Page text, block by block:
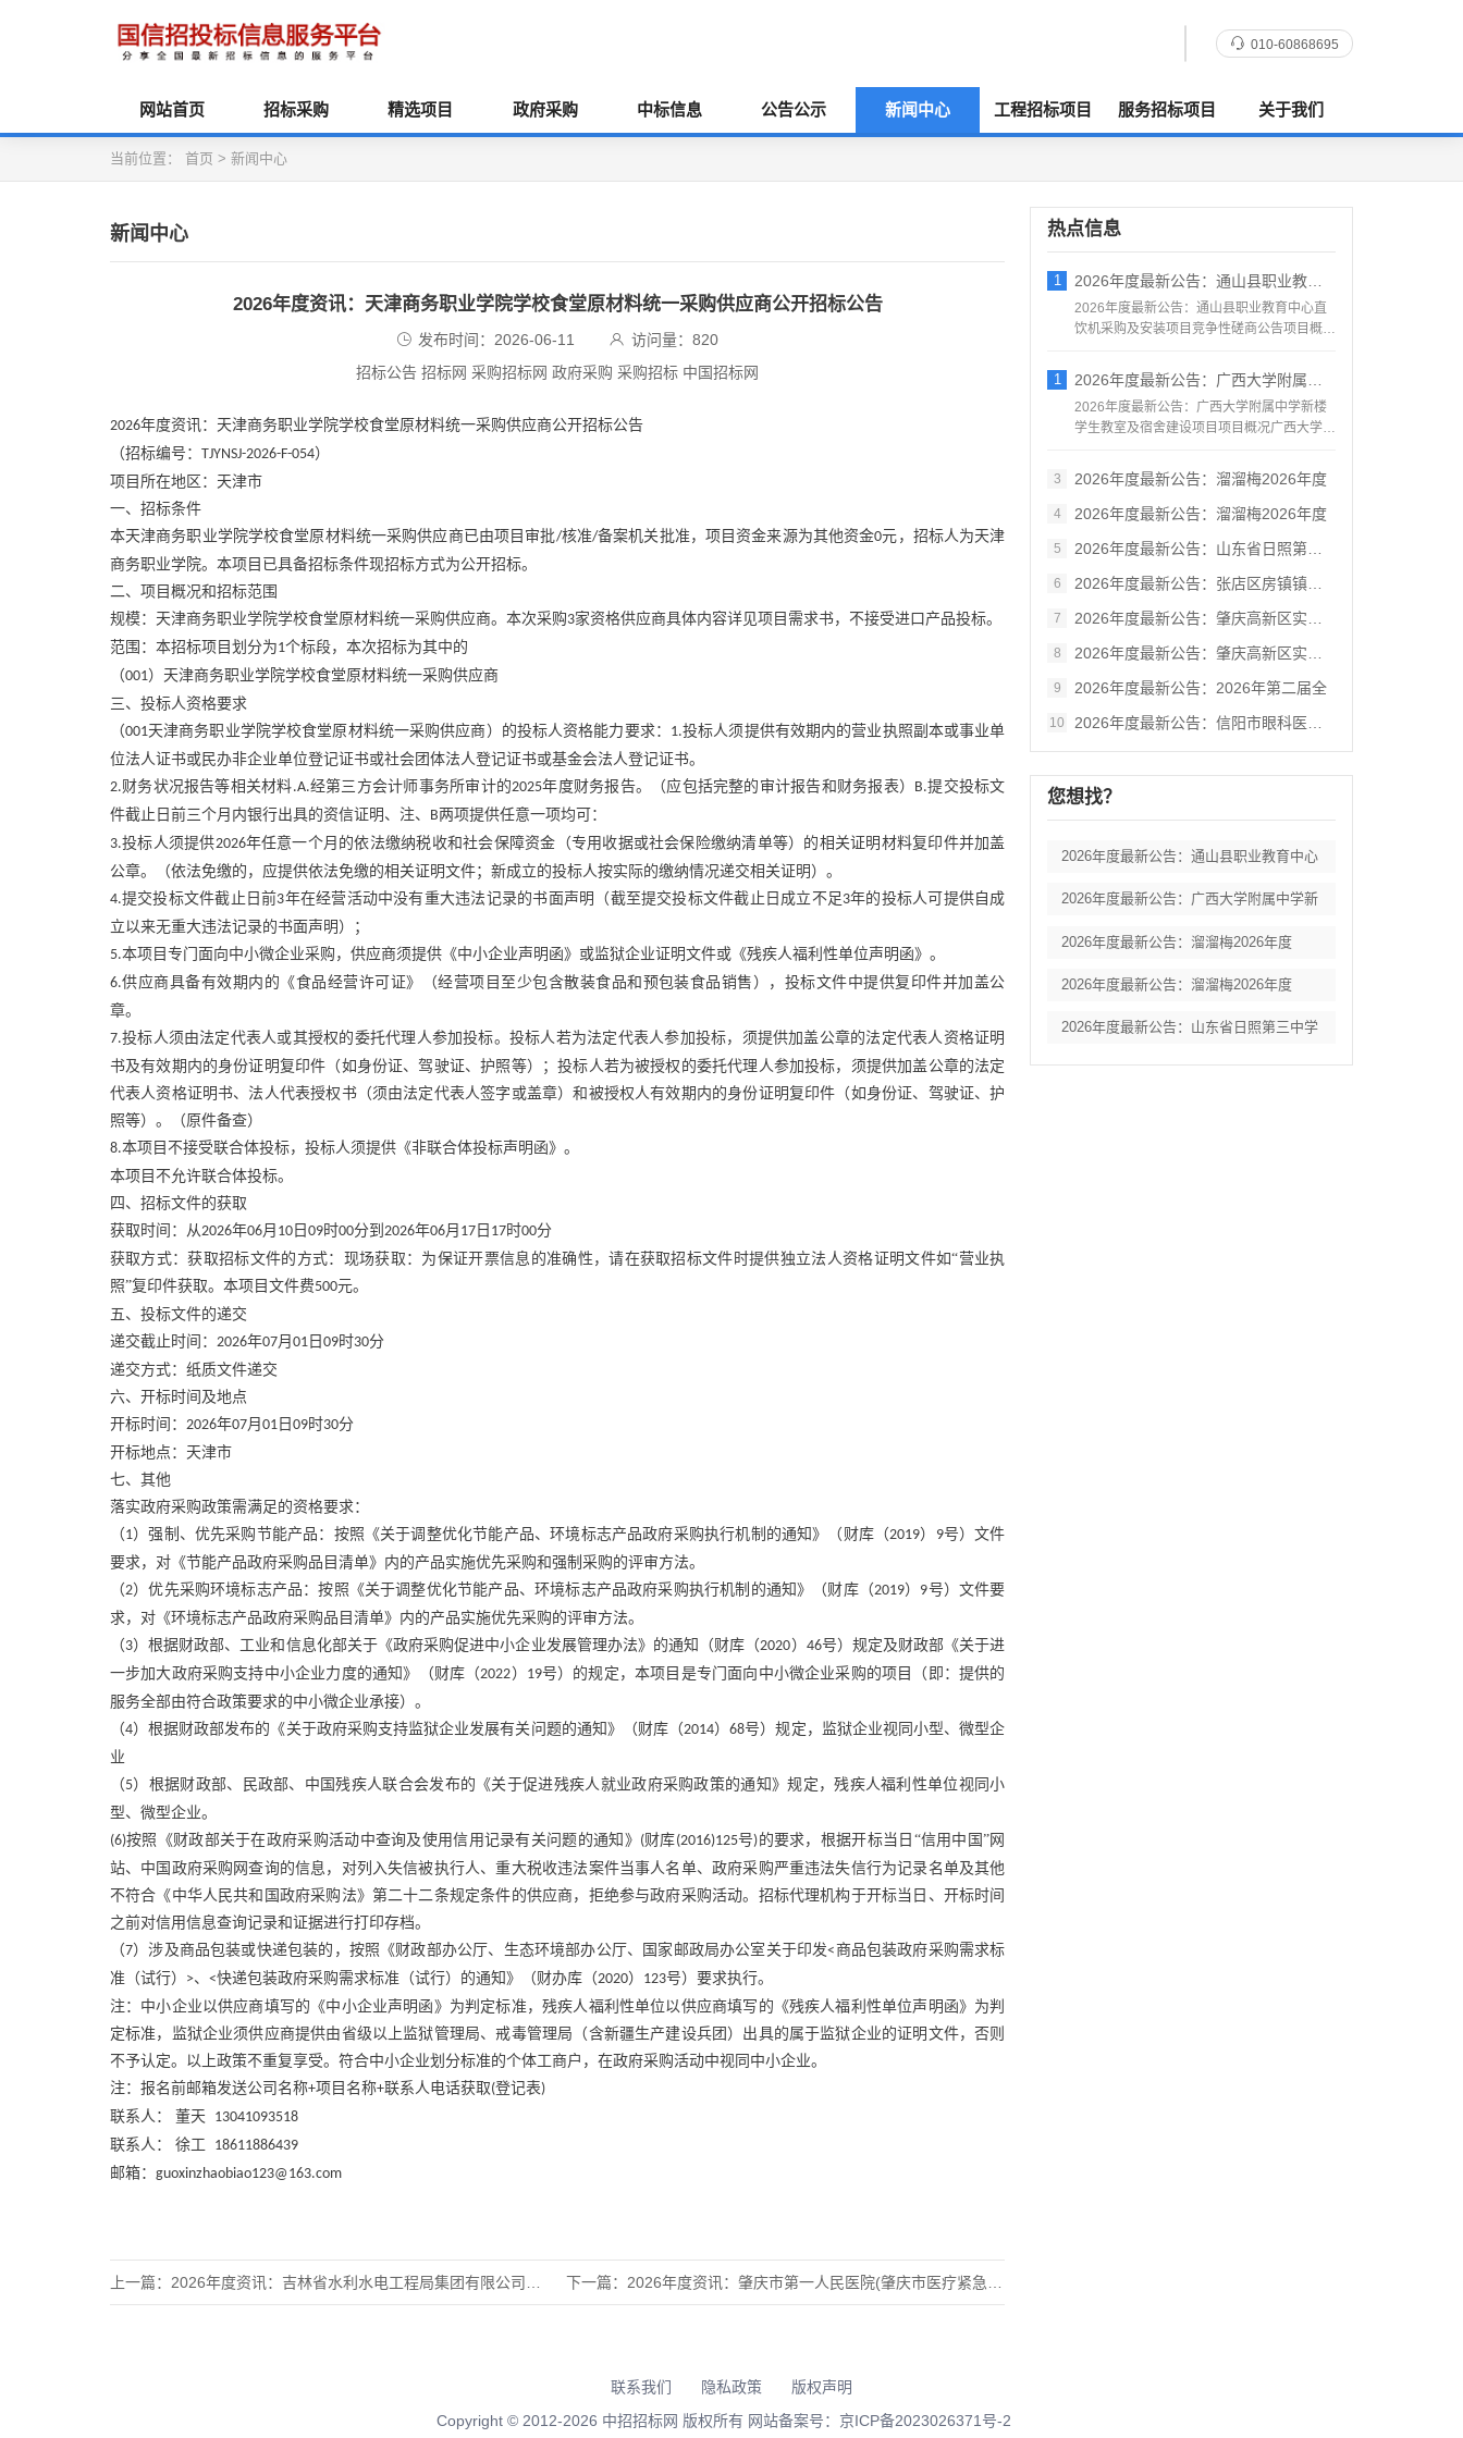
010-60868695
网站首页 招标采购 精选项目 政府采购 中标信息 公告公示 新闻中心 工程招标项目 服务招标项目 关于我们
当前位置： 首页 > 新闻中心
新闻中心
2026年度资讯：天津商务职业学院学校食堂原材料统一采购供应商公开招标公告
发布时间：2026-06-11 访问量：820
招标公告 招标网 采购招标网 政府采购 采购招标 中国招标网
2026年度资讯：天津商务职业学院学校食堂原材料统一采购供应商公开招标公告
（招标编号： TJYNSJ-2026-F-054）
项目所在地区：天津市
一、招标条件
本天津商务职业学院学校食堂原材料统一采购供应商已由项目审批/核准/备案机关批准，项目资金来源为其他资金0元，招标人为天津
商务职业学院。本项目已具备招标条件现招标方式为公开招标。
二、项目概况和招标范围
规模：天津商务职业学院学校食堂原材料统一采购供应商。本次采购3家资格供应商具体内容详见项目需求书，不接受进口产品投标。
范围：本招标项目划分为1个标段，本次招标为其中的
（001）天津商务职业学院学校食堂原材料统一采购供应商
三、投标人资格要求
（001天津商务职业学院学校食堂原材料统一采购供应商）的投标人资格能力要求： 1.投标人须提供有效期内的营业执照副本或事业单
位法人证书或民办非企业单位登记证书或社会团体法人登记证书或基金会法人登记证书。
2.财务状况报告等相关材料.A.经第三方会计师事务所审计的2025年度财务报告。（应包括完整的审计报告和财务报表） B.提交投标文
件截止日前三个月内银行出具的资信证明、注、 B两项提供任意一项均可：
3.投标人须提供2026年任意一个月的依法缴纳税收和社会保障资金（专用收据或社会保险缴纳清单等）的相关证明材料复印件并加盖
公章。（依法免缴的，应提供依法免缴的相关证明文件；新成立的投标人按实际的缴纳情况递交相关证明）。
4.提交投标文件截止日前3年在经营活动中没有重大违法记录的书面声明（截至提交投标文件截止日成立不足3年的投标人可提供自成
立以来无重大违法记录的书面声明）；
5.本项目专门面向中小微企业采购，供应商须提供《中小企业声明函》或监狱企业证明文件或《残疾人福利性单位声明函》。
6.供应商具备有效期内的《食品经营许可证》（经营项目至少包含散装食品和预包装食品销售），投标文件中提供复印件并加盖公
章。
7.投标人须由法定代表人或其授权的委托代理人参加投标。投标人若为法定代表人参加投标，须提供加盖公章的法定代表人资格证明
书及有效期内的身份证明复印件（如身份证、驾驶证、护照等）；投标人若为被授权的委托代理人参加投标，须提供加盖公章的法定
代表人资格证明书、法人代表授权书（须由法定代表人签字或盖章）和被授权人有效期内的身份证明复印件（如身份证、驾驶证、护
照等）。（原件备查）
8.本项目不接受联合体投标，投标人须提供《非联合体投标声明函》。
本项目不允许联合体投标。
四、招标文件的获取
获取时间：从2026年06月 10日 09时00分到 2026年06月 17日 17时00分
获取方式：获取招标文件的方式：现场获取：为保证开票信息的准确性，请在获取招标文件时提供独立法人资格证明文件如“营业执
照”复印件获取。本项目文件费500元。
五、投标文件的递交
递交截止时间： 2026年07月 01 日 09时30分
递交方式：纸质文件递交
六、开标时间及地点
开标时间： 2026年07月 01 日 09时30分
开标地点：天津市
七、其他
落实政府采购政策需满足的资格要求：
（1）强制、优先采购节能产品：按照《关于调整优化节能产品、环境标志产品政府采购执行机制的通知》（财库（2019） 9号）文件
要求，对《节能产品政府采购品目清单》内的产品实施优先采购和强制采购的评审方法。
（2）优先采购环境标志产品：按照《关于调整优化节能产品、环境标志产品政府采购执行机制的通知》（财库（2019） 9号）文件要
求，对《环境标志产品政府采购品目清单》内的产品实施优先采购的评审方法。
（3）根据财政部、工业和信息化部关于《政府采购促进中小企业发展管理办法》的通知（财库（2020） 46号）规定及财政部《关于进
一步加大政府采购支持中小企业力度的通知》（财库（2022） 19号）的规定，本项目是专门面向中小微企业采购的项目（即：提供的
服务全部由符合政策要求的中小微企业承接）。
（4）根据财政部发布的《关于政府采购支持监狱企业发展有关问题的通知》（财库（2014）68号）规定，监狱企业视同小型、微型企
业
（5）根据财政部、民政部、中国残疾人联合会发布的《关于促进残疾人就业政府采购政策的通知》规定，残疾人福利性单位视同小
型、微型企业。
(6)按照《财政部关于在政府采购活动中查询及使用信用记录有关问题的通知》 (财库(2016)125号)的要求，根据开标当日“信用中国”网
站、中国政府采购网查询的信息，对列入失信被执行人、重大税收违法案件当事人名单、政府采购严重违法失信行为记录名单及其他
不符合《中华人民共和国政府采购法》第二十二条规定条件的供应商，拒绝参与政府采购活动。招标代理机构于开标当日、开标时间
之前对信用信息查询记录和证据进行打印存档。
（7）涉及商品包装或快递包装的，按照《财政部办公厅、生态环境部办公厅、国家邮政局办公室关于印发<商品包装政府采购需求标
准（试行） >、 <快递包装政府采购需求标准（试行）的通知》（财办库（2020） 123号）要求执行。
注：中小企业以供应商填写的《中小企业声明函》为判定标准，残疾人福利性单位以供应商填写的《残疾人福利性单位声明函》为判
定标准，监狱企业须供应商提供由省级以上监狱管理局、戒毒管理局（含新疆生产建设兵团）出具的属于监狱企业的证明文件，否则
不予认定。以上政策不重复享受。符合中小企业划分标准的个体工商户，在政府采购活动中视同中小企业。
注：报名前邮箱发送公司名称+项目名称+联系人电话获取(登记表)
联系人：
董天
13041093518
联系人：
徐工
18611886439
邮箱： guoxinzhaobiao123@163.com
上一篇： 2026年度资讯：吉林省水利水电工程局集团有限公司机械设备采 下一篇： 2026年度资讯：肇庆市第一人民医院(肇庆市医疗紧急救援中心
热点信息
1 2026年度最新公告：通山县职业教育中心
2026年度最新公告：通山县职业教育中心直
饮机采购及安装项目竞争性磋商公告项目概况
1 2026年度最新公告：广西大学附属中学新
2026年度最新公告：广西大学附属中学新楼
学生教室及宿舍建设项目项目概况广西大学附
3
2026年度最新公告：溜溜梅2026年度
4 2026年度最新公告：溜溜梅2026年度
5 2026年度最新公告：山东省日照第三中学
6 2026年度最新公告：张店区房镇镇潮汐市
7 2026年度最新公告：肇庆高新区实验小学
8 2026年度最新公告：肇庆高新区实验小学
9 2026年度最新公告：2026年第二届全
10 2026年度最新公告：信阳市眼科医院护理
您想找？
2026年度最新公告：通山县职业教育中心
2026年度最新公告：广西大学附属中学新
2026年度最新公告：溜溜梅2026年度
2026年度最新公告：溜溜梅2026年度
2026年度最新公告：山东省日照第三中学
联系我们 隐私政策
版权声明
Copyright © 2012-2026 中招招标网 版权所有 网站备案号： 京ICP备2023026371号-2